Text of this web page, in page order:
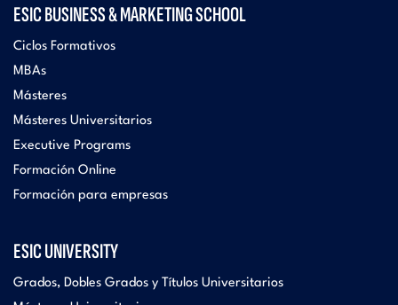
ESIC BUSINESS & MARKETING SCHOOL
Ciclos Formativos
MBAs
Másteres
Másteres Universitarios
Executive Programs
Formación Online
Formación para empresas
ESIC UNIVERSITY
Grados, Dobles Grados y Títulos Universitarios